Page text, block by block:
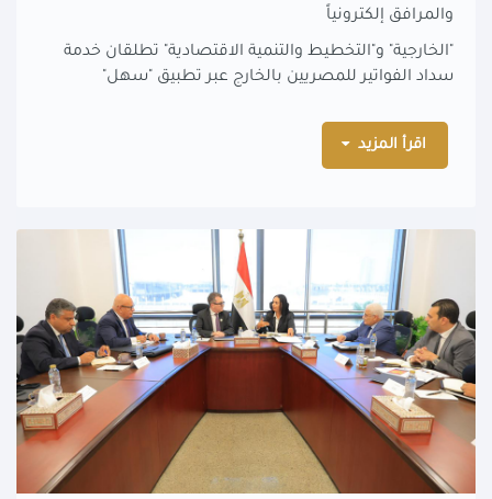
والمرافق إلكترونياً
"الخارجية" و"التخطيط والتنمية الاقتصادية" تطلقان خدمة
سداد الفواتير للمصريين بالخارج عبر تطبيق "سهل"
اقرأ المزيد